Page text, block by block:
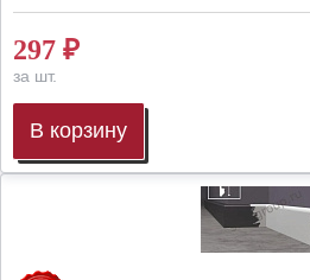
297 ₽
за шт.
В корзину